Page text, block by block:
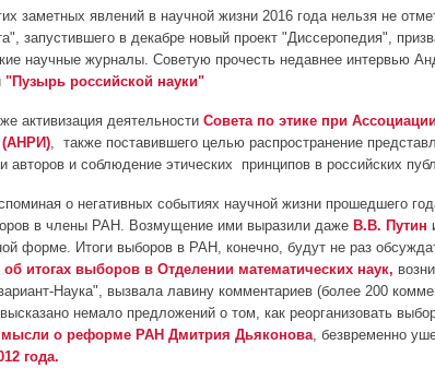
заметных явлений в научной жизни 2016 года нельзя не
запустившего в декабре новый проект "Диссеропедия",
научные журналы. Советую прочесть недавнее интервью
"Пузырь российской науки"
активизация деятельности Совета по этике при
(АНРИ), также поставившего целью распространение
авторов и соблюдение этических принципов в российских
о негативных событиях научной жизни прошедшего
в члены РАН. Возмущение ими выразили даже В.В. Путин
форме. Итоги выборов в РАН, конечно, будут не раз
об итогах выборов в Отделении математических наук,
Наука", вызвала лавину комментариев (более 200
немало предложений о том, как реорганизовать
мысли о реформе РАН Дмитрия Дьяконова, безвременно
года.